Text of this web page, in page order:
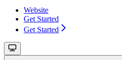
Website
Get Started
Get Started